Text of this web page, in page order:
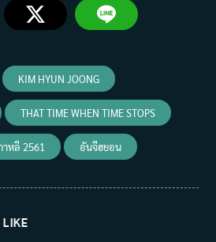
KIM HYUN JOONG
THAT TIME WHEN TIME STOPS
าหลี 2561 อันจีฮยอน